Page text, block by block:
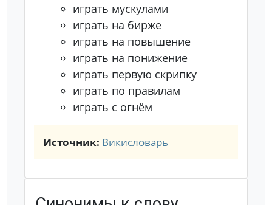
играть мускулами
играть на бирже
играть на повышение
играть на понижение
играть первую скрипку
играть по правилам
играть с огнём
Источник: Викисловарь